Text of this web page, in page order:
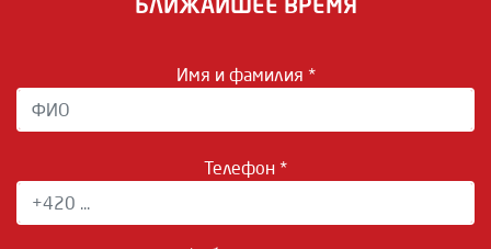
Имя и фамилия *
Телефон *